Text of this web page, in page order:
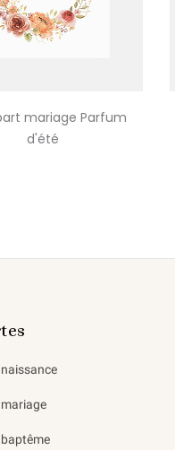
mariage Parfum
d'été